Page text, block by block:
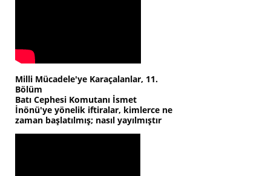
Milli Mücadele'ye Karaçalanlar, 11.
Bölüm
Batı Cephesi Komutanı İsmet
İnönü'ye yönelik iftiralar, kimlerce ne
zaman başlatılmış; nasıl yayılmıştır